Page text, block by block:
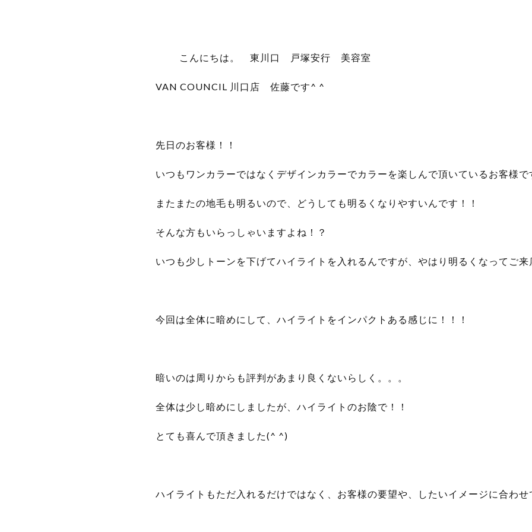
こんにちは。 東川口 戸塚安行 美容室
VAN COUNCIL 川口店 佐藤です^ ^
先日のお客様！！
いつもワンカラーではなくデザインカラーでカラーを楽しんで頂いているお客様
またまたの地毛も明るいので、どうしても明るくなりやすいんです！！
そんな方もいらっしゃいますよね！？
いつも少しトーンを下げてハイライトを入れるんですが、やはり明るくなってご来
今回は全体に暗めにして、ハイライトをインパクトある感じに！！！
暗いのは周りからも評判があまり良くないらしく。。。
全体は少し暗めにしましたが、ハイライトのお陰で！！
とても喜んで頂きました(^ ^)
ハイライトもただ入れるだけではなく、お客様の要望や、したいイメージに合わせ